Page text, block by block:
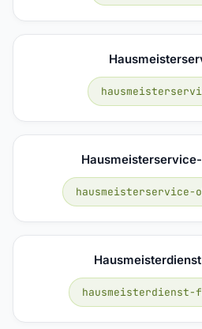
hausmeisterservice-